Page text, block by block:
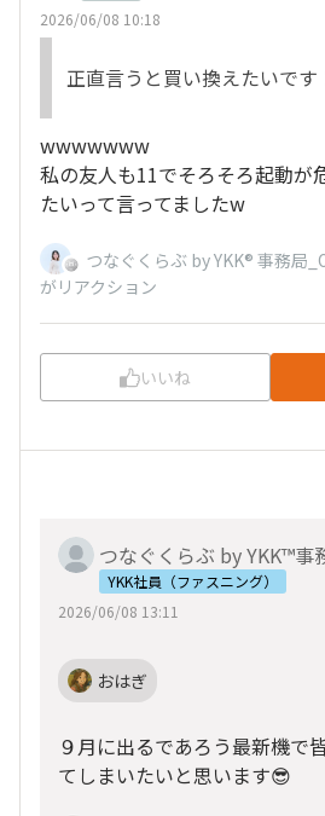
2026/06/08 10:18
正直言うと買い換えたいです
wwwwwww
私の友人も11でそろそろ起動が
たいって言ってましたw
つなぐくらぶ by YKK® 事務局
がリアクション
いいね
つなぐくらぶ by YKK™事
YKK社員（ファスニング）
2026/06/08 13:11
おはぎ
９月に出るであろう最新機で
てしまいたいと思います😎